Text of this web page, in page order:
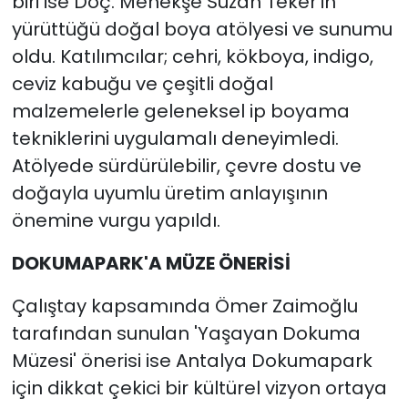
yürüttüğü doğal boya atölyesi ve sunumu
oldu. Katılımcılar; cehri, kökboya, indigo,
ceviz kabuğu ve çeşitli doğal
malzemelerle geleneksel ip boyama
tekniklerini uygulamalı deneyimledi.
Atölyede sürdürülebilir, çevre dostu ve
doğayla uyumlu üretim anlayışının
önemine vurgu yapıldı.
DOKUMAPARK'A MÜZE ÖNERİSİ
Çalıştay kapsamında Ömer Zaimoğlu
tarafından sunulan 'Yaşayan Dokuma
Müzesi' önerisi ise Antalya Dokumapark
için dikkat çekici bir kültürel vizyon ortaya